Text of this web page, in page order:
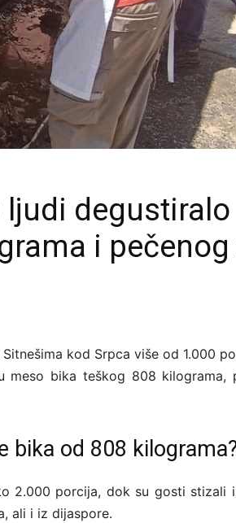
ljudi degustiralo
i pečenog
kod Srpca više od 1.000
bika teškog 808 kilograma,
bika od 808
2.000 porcija, dok su gosti stizali
ali i iz dijaspore.